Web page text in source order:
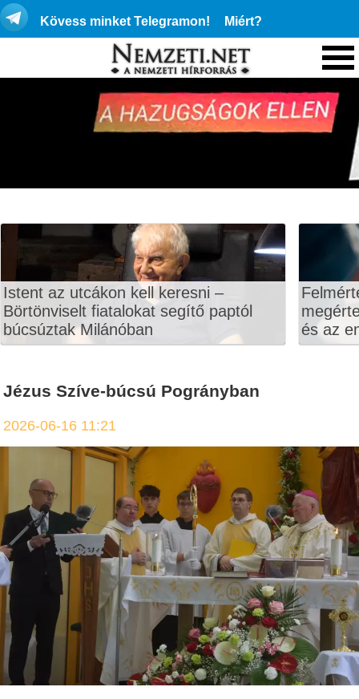
Kövess minket Telegramon! Miért?
Istent az utcákon kell keresni –
Börtönviselt fiatalokat segítő paptól
búcsúztak Milánóban
és az
Jézus Szíve-búcsú Pogrányban
2026-06-16 11:21